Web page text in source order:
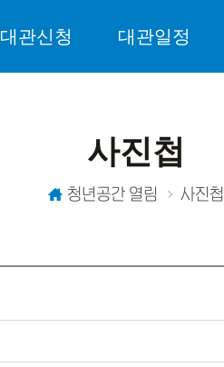
대관신청 대관일정
사진첩
청년공간 열림 사진첩